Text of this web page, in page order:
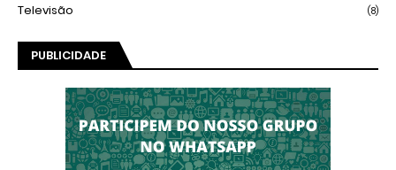
Televisão (8)
PUBLICIDADE